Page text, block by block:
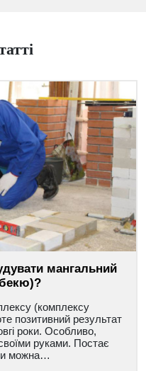
мангальний
(комплексу
позитивний результат
роки. Особливо,
руками. Постає
можна…